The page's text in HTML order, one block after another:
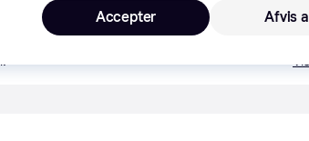
Bestillingsvare
Eller
Afvis
Accepter